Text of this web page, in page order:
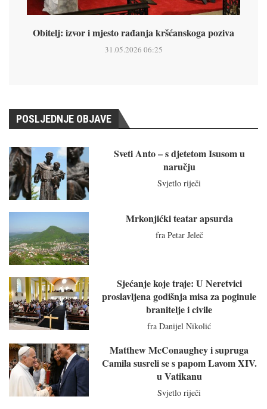
Obitelj: izvor i mjesto rađanja kršćanskoga poziva
31.05.2026 06:25
POSLJEDNJE OBJAVE
Sveti Anto – s djetetom Isusom u
naručju
Svjetlo riječi
Mrkonjićki teatar apsurda
fra Petar Jeleč
Sjećanje koje traje: U Neretvici
proslavljena godišnja misa za poginule
branitelje i civile
fra Danijel Nikolić
Matthew McConaughey i supruga
Camila susreli se s papom Lavom XIV.
u Vatikanu
Svjetlo riječi